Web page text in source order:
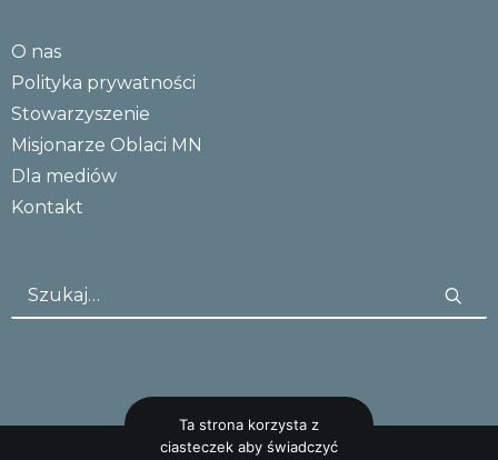
O nas
Polityka prywatności
Stowarzyszenie
Misjonarze Oblaci MN
Dla mediów
Kontakt
Ta strona korzysta z
ciasteczek aby świadczyć